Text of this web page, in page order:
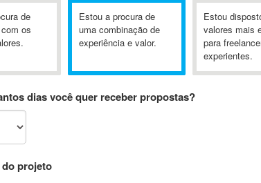
de
os
Estou a procura de
uma combinação de
experiência e valor.
Estou
valores mais
para
experientes.
dias você quer receber propostas?
projeto